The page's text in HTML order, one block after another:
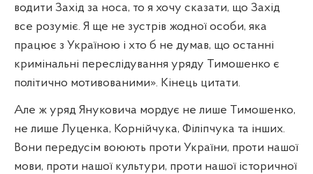
водити Захід за носа, то я хочу сказати, що Захід
все розуміє. Я ще не зустрів жодної особи, яка
працює з Україною і хто б не думав, що останні
кримінальні переслідування уряду Тимошенко є
політично мотивованими». Кінець цитати.
Але ж уряд Януковича мордує не лише Тимошенко,
не лише Луценка, Корнійчука, Філіпчука та інших.
Вони передусім воюють проти України, проти нашої
мови, проти нашої культури, проти нашої історичної